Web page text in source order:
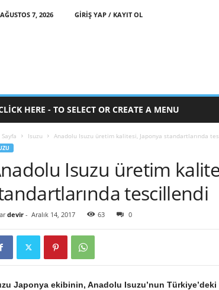
7, 2026 GIRIŞ YAP / KAYIT OL
HERE - TO SELECT OR CREATE A MENU
Isuzu Anadolu Isuzu üretim kalitesi, Japonya standartlarında
Isuzu üretim
tescillendi
devir- Aralık 14, 2017 63 0
Japonya ekibinin, Anadolu Isuzu’nun Türkiye’deki